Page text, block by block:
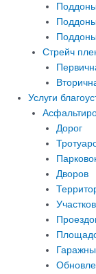
Стрейч
Услуги
Дорог
Дворов
Участков